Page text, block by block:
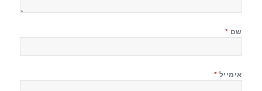
שם *
אימייל *